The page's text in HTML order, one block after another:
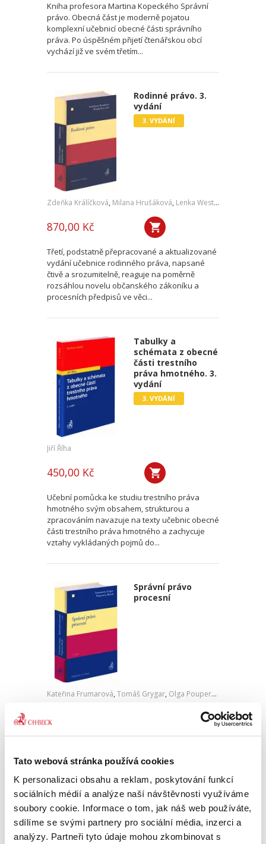
Tato webová stránka používá cookies
K personalizaci obsahu a reklam, poskytování funkcí
sociálních médií a analýze naší návštěvnosti využíváme
soubory cookie. Informace o tom, jak náš web používáte,
sdílíme se svými partnery pro sociální média, inzerci a
analýzy. Partneři tyto údaje mohou zkombinovat s
Kniha profesora Martina Kopeckého Správní
právo. Obecná část je moderně pojatou
komplexní učebnicí obecné části správního
práva. Po úspěšném přijetí čtenářskou obcí
vychází již ve svém třetím...
Rodinné právo. 3.
vydání
3. VYDÁNÍ
Zdeňka Králíčková, Milana Hrušáková, Lenka Westphalová
870,00 Kč
Třetí, podstatně přepracované a aktualizované
vydání učebnice rodinného práva, napsané
čtivě a srozumitelně, reaguje na poměrně
rozsáhlou novelu občanského zákoníku a
procesních předpisů ve věci...
Tabulky a
schémata z obecné
části trestního
práva hmotného. 3.
vydání
3. VYDÁNÍ
Jiří Říha
450,00 Kč
Učební pomůcka ke studiu trestního práva
hmotného svým obsahem, strukturou a
zpracováním navazuje na texty učebnic obecné
části trestního práva hmotného a zachycuje
vztahy vykládaných pojmů do...
Správní právo
procesní
Kateřina Frumarová,Tomáš Grygar, Olga Pouperová
890,00 Kč
východisek, tak především platné a účinné
právní úpravy obsažené ve správním řádu
coby obecném správním...
Medicínské právo.